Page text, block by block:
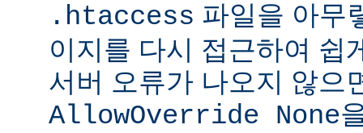
.htaccess 파일을 아무
이지를 다시 접근하여 쉽
서버 오류가 나오지 않으
AllowOverride None